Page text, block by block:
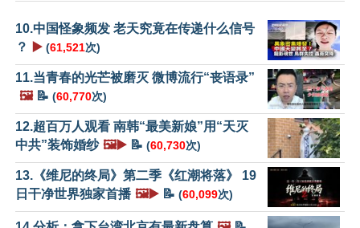
10.中国怪象频发 老天究竟在传递什么信号
？
▶️ (61,521次)
11.当青春的光芒被磨灭 微博流行“丧语录”
🖼️📝 (60,770次)
12.超百万人观看 南韩“最美新娘”用“天灭
中共”装饰婚纱 🖼️▶️ 📝 (60,730次)
13.《维尼的终局》第二季《红潮将落》 19
日干净世界独家首播 🖼️▶️ 📝 (60,099次)